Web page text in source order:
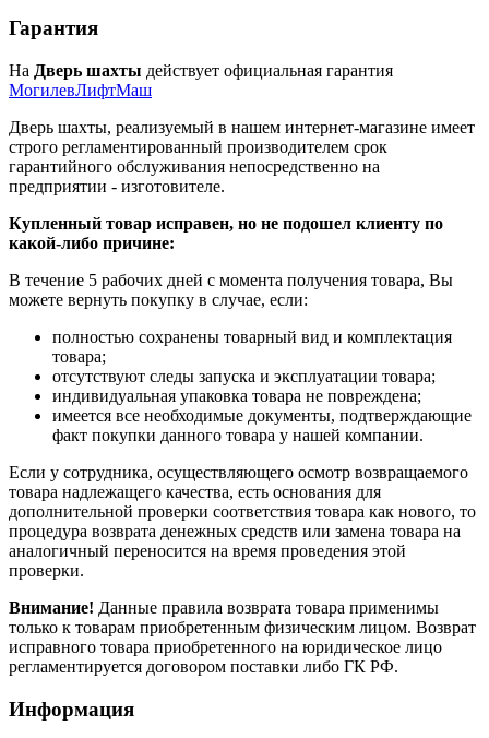
Гарантия
На Дверь шахты действует официальная гарантия
МогилевЛифтМаш
Дверь шахты, реализуемый в нашем интернет-магазине имеет
строго регламентированный производителем срок
гарантийного обслуживания непосредственно на
предприятии - изготовителе.
Купленный товар исправен, но не подошел клиенту по
какой-либо причине:
В течение 5 рабочих дней с момента получения товара, Вы
можете вернуть покупку в случае, если:
полностью сохранены товарный вид и комплектация
товара;
отсутствуют следы запуска и эксплуатации товара;
индивидуальная упаковка товара не повреждена;
имеется все необходимые документы, подтверждающие
факт покупки данного товара у нашей компании.
Если у сотрудника, осуществляющего осмотр возвращаемого
товара надлежащего качества, есть основания для
дополнительной проверки соответствия товара как нового, то
процедура возврата денежных средств или замена товара на
аналогичный переносится на время проведения этой
проверки.
Внимание! Данные правила возврата товара применимы
только к товарам приобретенным физическим лицом. Возврат
исправного товара приобретенного на юридическое лицо
регламентируется договором поставки либо ГК РФ.
Информация